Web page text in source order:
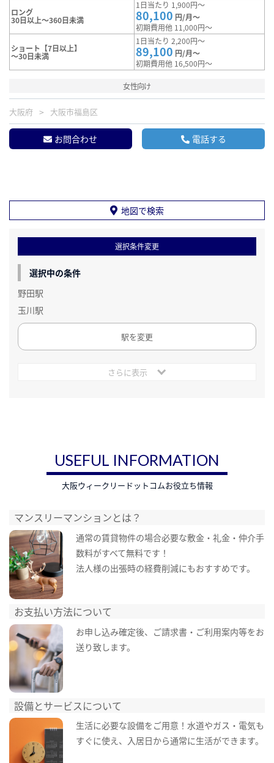
ロング
30日以上～360日未満
1日当たり 1,900円～
80,100 円/月～
初期費用他 11,000円～
ショート【7日以上】
～30日未満
1日当たり 2,200円～
89,100 円/月～
初期費用他 16,500円～
女性向け
大阪府 大阪市福島区
お問合わせ 電話する
地図で検索
選択条件変更
選択中の条件
野田駅
玉川駅
駅を変更
さらに表示
USEFUL INFORMATION
大阪ウィークリードットコムお役立ち情報
マンスリーマンションとは？
通常の賃貸物件の場合必要な敷金・礼金・仲介手
数料がすべて無料です！
法人様の出張時の経費削減にもおすすめです。
お支払い方法について
お申し込み確定後、ご請求書・ご利用案内等をお
送り致します。
設備とサービスについて
生活に必要な設備をご用意！水道やガス・電気も
すぐに使え、入居日から通常に生活ができます。